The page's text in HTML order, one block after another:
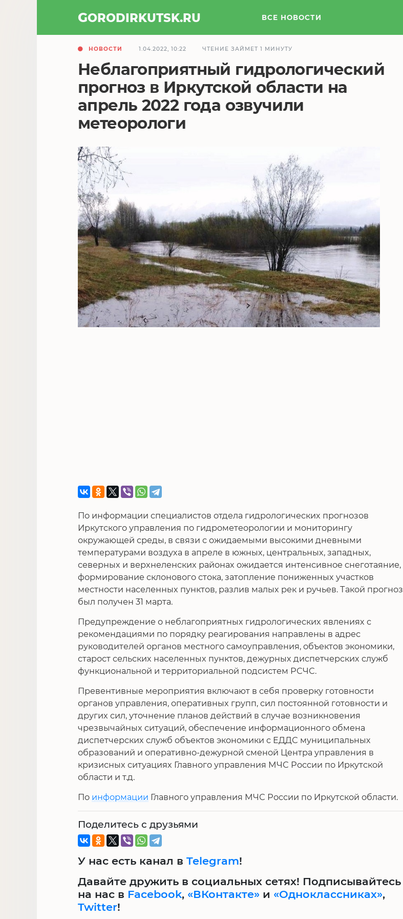
GORODIRKUTSK.RU ВСЕ НОВОСТИ
НОВОСТИ 1.04.2022, 10:22 ЧТЕНИЕ ЗАЙМЕТ 1 МИНУТУ
Неблагоприятный гидрологический
прогноз в Иркутской области на
апрель 2022 года озвучили
метеорологи
По информации специалистов отдела гидрологических прогнозов
Иркутского управления по гидрометеорологии и мониторингу
окружающей среды, в связи с ожидаемыми высокими дневными
температурами воздуха в апреле в южных, центральных, западных,
северных и верхнеленских районах ожидается интенсивное снеготаяние,
формирование склонового стока, затопление пониженных участков
местности населенных пунктов, разлив малых рек и ручьев. Такой прогноз
был получен 31 марта.
Предупреждение о неблагоприятных гидрологических явлениях с
рекомендациями по порядку реагирования направлены в адрес
руководителей органов местного самоуправления, объектов экономики,
старост сельских населенных пунктов, дежурных диспетчерских служб
функциональной и территориальной подсистем РСЧС.
Превентивные мероприятия включают в себя проверку готовности
органов управления, оперативных групп, сил постоянной готовности и
других сил, уточнение планов действий в случае возникновения
чрезвычайных ситуаций, обеспечение информационного обмена
диспетчерских служб объектов экономики с ЕДДС муниципальных
образований и оперативно-дежурной сменой Центра управления в
кризисных ситуациях Главного управления МЧС России по Иркутской
области и т.д.
По информации Главного управления МЧС России по Иркутской области.
Поделитесь с друзьями
У нас есть канал в Telegram!
Давайте дружить в социальных сетях! Подписывайтесь
на нас в Facebook, «ВКонтакте» и «Одноклассниках»,
Twitter!